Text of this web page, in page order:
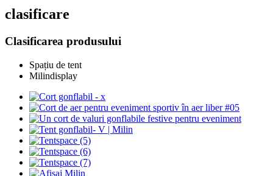
clasificare
Clasificarea produsului
Spațiu de tent
Milindisplay